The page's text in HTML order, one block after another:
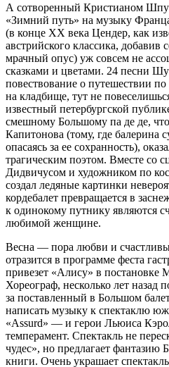
А сотворенный Кристианом
«Зимний путь» на музыку
(в конце ХХ века Цендер, как
австрийского классика, добавив
мрачный опус) уж совсем не
сказками и цветами. 24 песни
повествование о путешествии
на кладбище, тут не
известный петербургской
смешному Большому па де де,
Капитонова (тому, где балерина
опасаясь за ее сохранность),
трагическим поэтом. Вместе со
Дидвичусом и художником по
создал ледяные картинки
кордебалет превращается в
к одинокому путнику являются
любимой женщине.
Весна — пора любви и
отразится в программе феста
привезет «Алису» в постановке
Хореограф, несколько лет
за поставленный в Большом
написать музыку к спектаклю
«Assurd» — и герои Льюиса
темперамент. Спектакль не
чудес», но предлагает фантазию
книги. Очень украшает